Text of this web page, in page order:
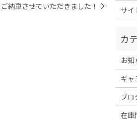
納車させていただきました！
サイ
お知
ギャ
ブロ
在庫